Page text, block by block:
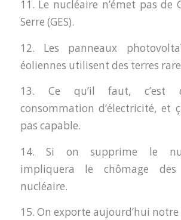
11. Le nucléaire n’émet pas de
Serre (GES).
12. Les panneaux
éoliennes utilisent des terres
13. Ce qu’il faut, c’est
consommation d’électricité, et
pas capable.
14. Si on supprime le
impliquera le chômage
nucléaire.
15. On exporte aujourd’hui